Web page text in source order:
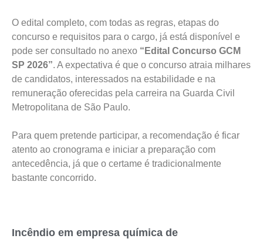
O edital completo, com todas as regras, etapas do
concurso e requisitos para o cargo, já está disponível e
pode ser consultado no anexo “Edital Concurso GCM
SP 2026”. A expectativa é que o concurso atraia milhares
de candidatos, interessados na estabilidade e na
remuneração oferecidas pela carreira na Guarda Civil
Metropolitana de São Paulo.
Para quem pretende participar, a recomendação é ficar
atento ao cronograma e iniciar a preparação com
antecedência, já que o certame é tradicionalmente
bastante concorrido.
Incêndio em empresa química de